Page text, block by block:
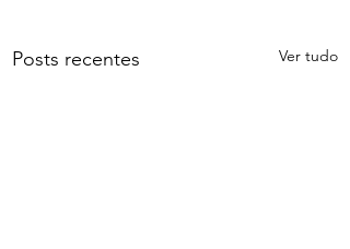
Posts recentes Ver tudo